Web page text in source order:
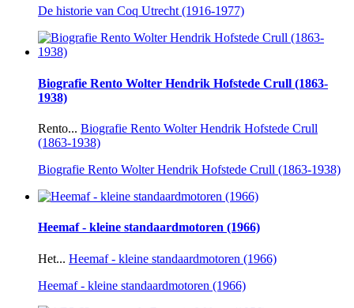
De historie van Coq Utrecht (1916-1977)
Biografie Rento Wolter Hendrik Hofstede Crull (1863-
1938)
Rento... Biografie Rento Wolter Hendrik Hofstede Crull
(1863-1938)
Biografie Rento Wolter Hendrik Hofstede Crull (1863-1938)
Heemaf - kleine standaardmotoren (1966)
Het... Heemaf - kleine standaardmotoren (1966)
Heemaf - kleine standaardmotoren (1966)